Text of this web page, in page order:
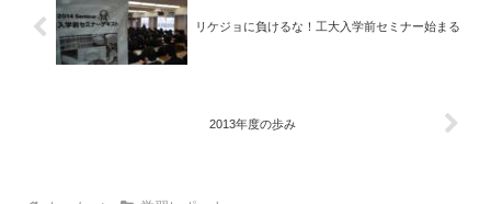
リケジョに負けるな！工大入学前セミナー始まる
2013年度の歩み